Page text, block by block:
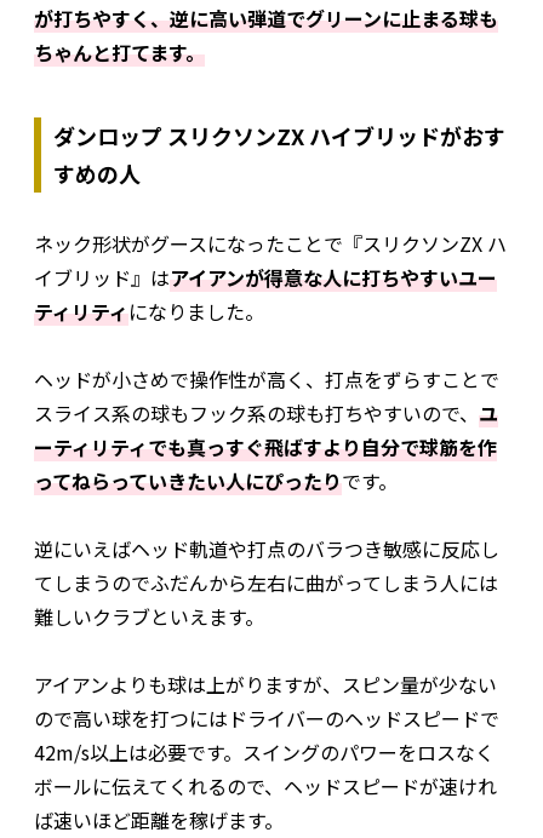
が打ちやすく、逆に高い弾道でグリーンに止まる球も
ちゃんと打てます。
ダンロップ スリクソンZX ハイブリッドがおす
すめの人
ネック形状がグースになったことで『スリクソンZX ハ
イブリッド』はアイアンが得意な人に打ちやすいユー
ティリティになりました。
ヘッドが小さめで操作性が高く、打点をずらすことで
スライス系の球もフック系の球も打ちやすいので、 ユ
ーティリティでも真っすぐ飛ばすより自分で球筋を作
ってねらっていきたい人にぴったりです。
逆にいえばヘッド軌道や打点のバラつき敏感に反応し
てしまうのでふだんから左右に曲がってしまう人には
難しいクラブといえます。
アイアンよりも球は上がりますが、スピン量が少ない
ので高い球を打つにはドライバーのヘッドスピードで
42m/s以上は必要です。スイングのパワーをロスなく
ボールに伝えてくれるので、ヘッドスピードが速けれ
ば速いほど距離を稼げます。